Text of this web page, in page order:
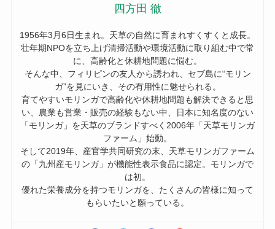
四方田 徹
1956年3月6日生まれ。天草の自然に育まれすくすくと成長。
壮年期NPOを立ち上げ清掃活動や環境活動に取り組む中で常
に、高齢化と休耕地問題に悩む。
そんな中、フィリピンの友人から誘われ、セブ島に“モリン
ガ”を見にいき、その有用性に魅せられる。
育てやすいモリンガで高齢化や休耕地問題も解決できると思
い、農業も営業・販売の経験もない中、日本に知名度のない
「モリンガ」を天草のブランドすべく2006年「天草モリンガ
ファーム」始動。
そして2019年、産官学共同研究の末、天草モリンガファーム
の「九州産モリンガ」が機能性表示食品に認定。モリンガで
は初。
優れた栄養成分を持つモリンガを、たくさんの皆様に知って
もらいたいと願っている。